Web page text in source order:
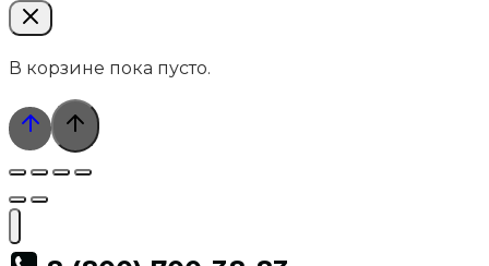
В корзине пока пусто.